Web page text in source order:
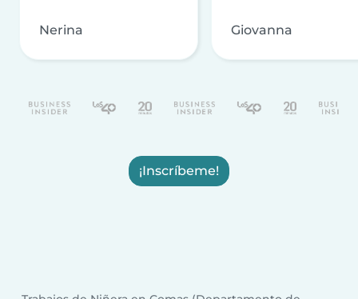
Nerina Giovanna
¡Inscríbeme!